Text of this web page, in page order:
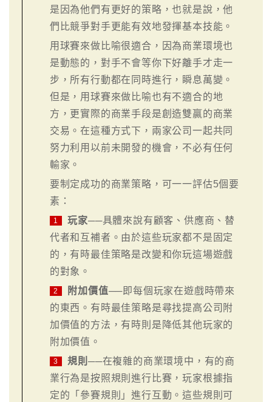
是因為他們有更好的策略，也就是說，他
們比競爭對手更能有效地發揮基本技能。
用球賽來做比喻很適合，因為商業環境也
是動態的，對手不會等你下好離手才走一
步，所有行動都在同時進行，瞬息萬變。
但是，用球賽來做比喻也有不適合的地
方，更實際的商業手段是創造雙贏的商業
交易。在這種方式下，兩家公司一起共同
努力利用以前未開發的機會，不必有任何
輸家。
要制定成功的商業策略，可一一評估5個要
素：
1 玩家──具體來說有顧客、供應商、替
代者和互補者。由於這些玩家都不是固定
的，有時最佳策略是改變和你玩這場遊戲
的對象。
2 附加價值──即每個玩家在遊戲時帶來
的東西。有時最佳策略是尋找提高公司附
加價值的方法，有時則是降低其他玩家的
附加價值。
3 規則 ──在複雜的商業環境中，有的商
業行為是按照規則進行比賽，玩家根據指
定的「參賽規則」進行互動。這些規則可